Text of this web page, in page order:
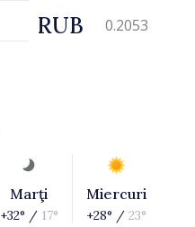
RUB 0.2053
Marţi
+32° / 17°
Miercuri
+28° / 23°